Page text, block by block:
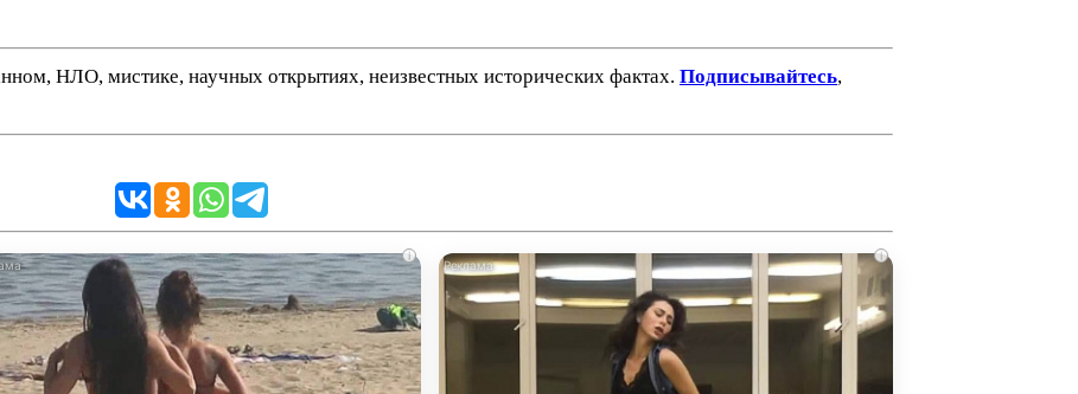
НЛО, мистике, научных открытиях, неизвестных исторических фактах. Подписывайтесь,
i i